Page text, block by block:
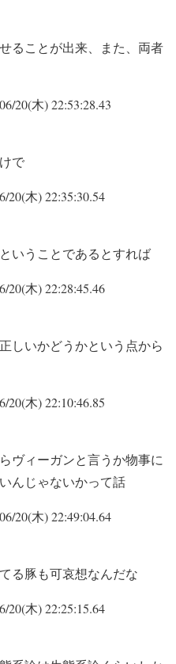
ることが出来、また、両者
20(木) 22:53:28.43
で
20(木) 22:35:30.54
いうことであるとすれば
20(木) 22:28:45.46
しいかどうかという点から
20(木) 22:10:46.85
ヴィーガンと言うか物事に
んじゃないかって話
20(木) 22:49:04.64
る豚も可哀想なんだな
20(木) 22:25:15.64